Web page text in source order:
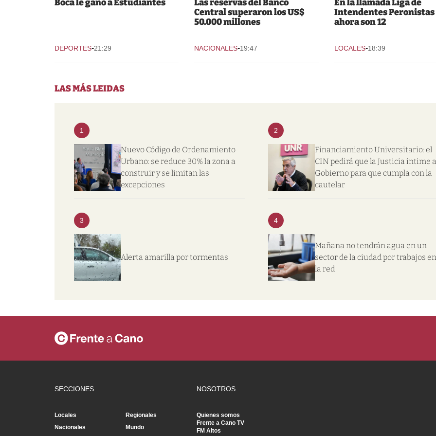
Boca le ganó a Estudiantes
DEPORTES-21:29
Las reservas del Banco
Central superaron los US$
50.000 millones
NACIONALES-19:47
En la llamada Liga de
Intendentes Peronistas
ahora son 12
LOCALES-18:39
LAS MÁS LEIDAS
1
Nuevo Código de Ordenamiento
Urbano: se reduce 30% la zona a
construir y se limitan las
excepciones
2
Financiamiento Universitario: el
CIN pedirá que la Justicia intime
Gobierno para que cumpla con la
cautelar
3
Alerta amarilla por tormentas
4
Mañana no tendrán agua en un
sector de la ciudad por trabajos en
la red
SECCIONES
Locales
Regionales
Nacionales
Mundo
NOSOTROS
Quienes somos
Frente a Cano TV
FM Altos